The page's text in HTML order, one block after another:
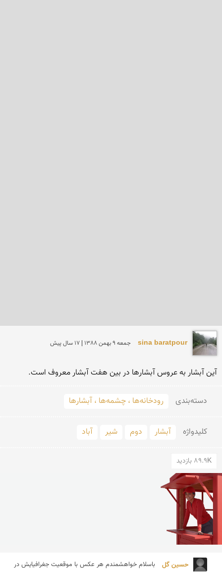
sina baratpour جمعه 9 بهمن 1388 | 17 سال پیش
آین آبشار به عروس آبشارها در بین هفت آبشار معروف است.
دسته‌بندی رودخانه‌ها ، چشمه‌ها ، آبشارها
کلید‌واژه آبشار دوم شیر آباد
89.9K بازدید
حسین گل